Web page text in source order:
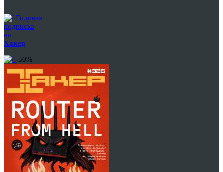
Годовая
подписка
на
Хакер
-50%